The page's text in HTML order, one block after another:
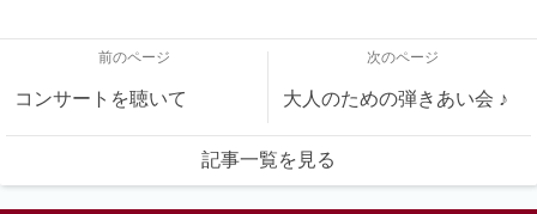
前のページ
コンサートを聴いて
次のページ
大人のための弾きあい会 ♪
記事一覧を見る